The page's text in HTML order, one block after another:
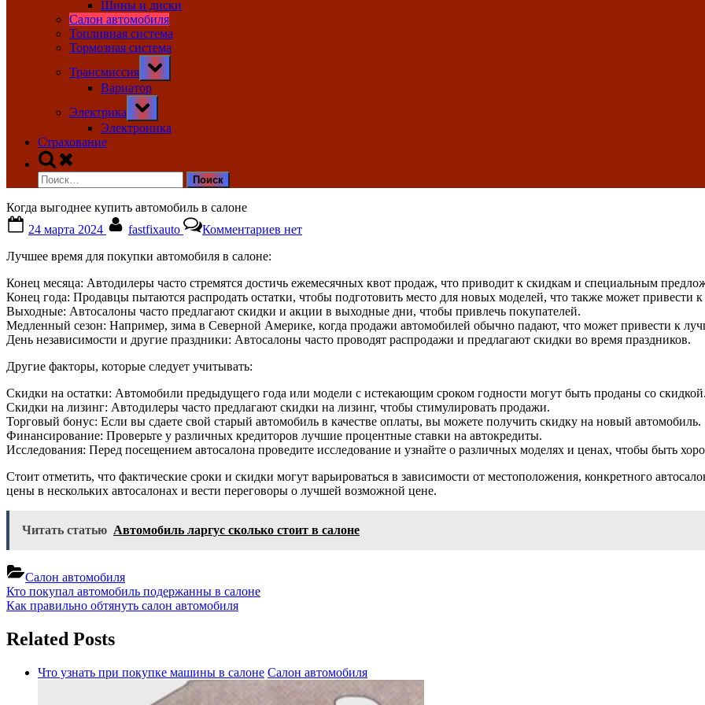
Шины и диски
Салон автомобиля
Топливная система
Тормозная система
Трансмиссия
Toggle
sub-
menu
Вариатор
Электрика
Toggle
sub-
menu
Электроника
Страхование
Toggle
search
form
Найти:
Когда выгоднее купить автомобиль в салоне
on
24 марта 2024 fastfixauto Комментариевзаписи
автомобиль
в
салоне
нет
Лучшее время для покупки автомобиля в салоне:
Конец месяца: Автодилеры часто стремятся достичь ежемесячных квот продаж, что приводит к скидкам и специальным
Конец года: Продавцы пытаются распродать остатки, чтобы подготовить место для новых моделей, что также может привести
Выходные: Автосалоны часто предлагают скидки и акции в выходные дни, чтобы привлечь покупателей.
Медленный сезон: Например, зима в Северной Америке, когда продажи автомобилей обычно падают, что может привести к
День независимости и другие праздники: Автосалоны часто проводят распродажи и предлагают скидки во время праздников.
Другие факторы, которые следует учитывать:
Скидки на остатки: Автомобили предыдущего года или модели с истекающим сроком годности могут быть проданы со скидкой.
Скидки на лизинг: Автодилеры часто предлагают скидки на лизинг, чтобы стимулировать продажи.
Торговый бонус: Если вы сдаете свой старый автомобиль в качестве оплаты, вы можете получить скидку на новый автомобиль.
Финансирование: Проверьте у различных кредиторов лучшие процентные ставки на автокредиты.
Исследования: Перед посещением автосалона проведите исследование и узнайте о различных моделях и ценах, чтобы быть
Стоит отметить, что фактические сроки и скидки могут варьироваться в зависимости от местоположения, конкретного
цены в нескольких автосалонах и вести переговоры о лучшей возможной цене.
Читать статью Автомобиль ларгус сколько стоит в салоне
Салон автомобиля
Навигация
по
записям
Previous
Post:
Кто покупал автомобиль подержанны в салоне
Next
Как правильно обтянуть салон автомобиля
Related Posts
Что узнать при покупке машины в салоне Салон автомобиля